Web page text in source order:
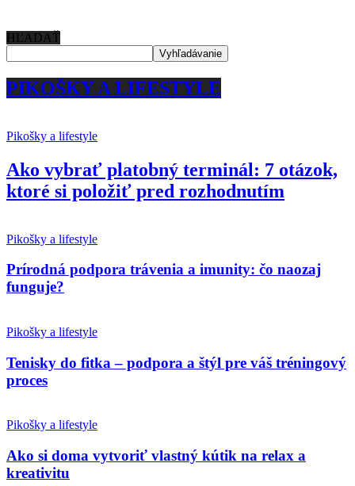
HĽADAŤ
PIKOŠKY A LIFESTYLE
Pikošky a lifestyle
Ako vybrať platobný terminál: 7 otázok,
ktoré si položiť pred rozhodnutím
Pikošky a lifestyle
Prírodná podpora trávenia a imunity: čo naozaj
funguje?
Pikošky a lifestyle
Tenisky do fitka – podpora a štýl pre váš tréningový
proces
Pikošky a lifestyle
Ako si doma vytvoriť vlastný kútik na relax a
kreativitu